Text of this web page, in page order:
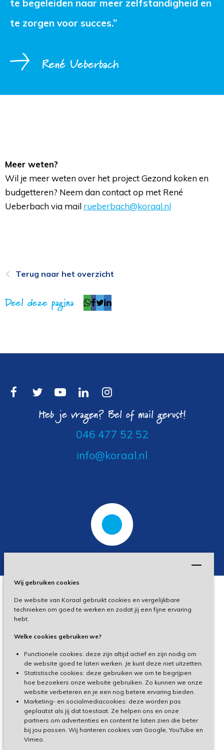
Wij gebruiken cookies
De website van Koraal gebruikt cookies en vergelijkbare
technieken om goed te werken en zodat jij een fijne ervaring
hebt.
Welke cookies gebruiken we?
Functionele cookies: deze zijn altijd actief en zijn nodig om
de website goed te laten werken. Je kunt deze niet uitzetten.
Statistische cookies: deze gebruiken we om te begrijpen
hoe bezoekers onze website gebruiken. Zo kunnen we onze
website verbeteren en je een nog betere ervaring bieden.
Marketing- en socialmediacookies: deze worden pas
geplaatst als jij dat toestaat. Ze helpen ons en onze
partners om advertenties en content te laten zien die beter
bij jou passen. Wij hanteren cookies van Google, YouTube en
Vimeo.
te begeleiden naar meer zelfstandigheid en
te zorgen voor succes.”
René Ueberbach
Meer weten?
Wil je meer weten over het project Gezond koken en
budgetteren? Neem dan contact op met René
Ueberbach via mail rueberbach@koraal.nl
Terug naar het overzicht
Deel deze pagina
Heb je vragen? Bel of mail gerust!
046 477 52 52
info@koraal.nl
Privacy
Toegankelijkheid
Cliëntenportaal
Medewerkersportaal
TeamViewer